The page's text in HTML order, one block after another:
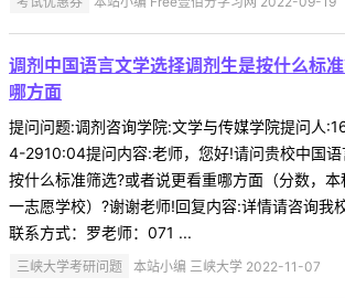
调剂中国语言文学选择调剂生是按什么标
哪方面
提问问题:调剂咨询学院:文学与传媒学院提问人
4-2910:04提问内容:老师，您好!请问贵校中国
按什么标准筛选?或者说更看重哪方面（分数，本
一志愿学校）?谢谢老师!回复内容:详情请咨询我
联系方式：罗老师：071 ...
三峡大学考研问题 本站小编 三峡大学 2022-11-07